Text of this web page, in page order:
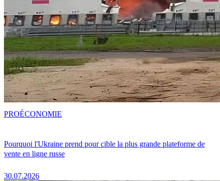
Pourquoi l'Ukraine prend pour cible la plus grande plateforme de
vente en ligne russe
30.07.2026
PROÉCONOMIE